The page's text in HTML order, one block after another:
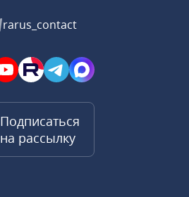
rarus_contact
Подписаться
на рассылку